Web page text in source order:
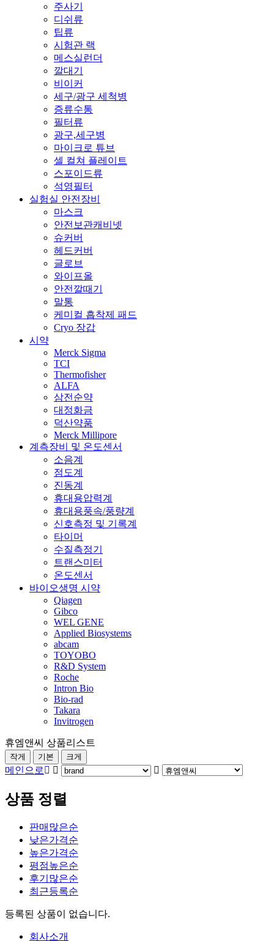
주사기
디쉬류
팁류
시험관 랙
메스실런더
깔대기
비이커
세구/광구 세척병
증류수통
필터류
광구,세구병
마이크로 튜브
셀 컬쳐 플레이트
스포이드류
석영필터
실험실 안전장비
마스크
안전보관캐비넷
슈커버
헤드커버
글로브
와이프올
안전깔때기
말통
케미컬 흡착제 패드
Cryo 장갑
시약
Merck Sigma
TCI
Thermofisher
ALFA
삼전순약
대정화금
덕산약품
Merck Millipore
계측장비 및 온도센서
소음계
점도계
진동계
휴대용압력계
휴대용풍속/풍량계
신호측정 및 기록계
타이머
수질측정기
트랜스미터
온도센서
바이오생명 시약
Qiagen
Gibco
WEL GENE
Applied Biosystems
abcam
TOYOBO
R&D System
Roche
Intron Bio
Bio-rad
Takara
Invitrogen
휴엠앤씨 상품리스트
작게 기본 크게
메인으로
상품 정렬
판매많은순
낮은가격순
높은가격순
평점높은순
후기많은순
최근등록순
등록된 상품이 없습니다.
회사소개